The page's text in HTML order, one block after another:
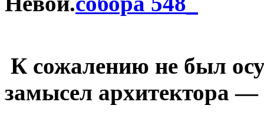
К сожалению не был
замысел архитектора —